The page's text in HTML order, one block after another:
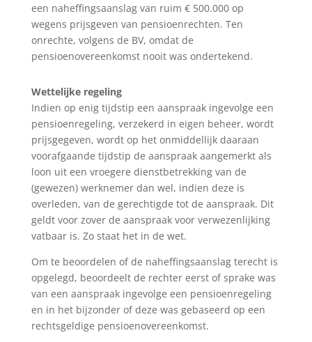
een naheffingsaanslag van ruim € 500.000 op
wegens prijsgeven van pensioenrechten. Ten
onrechte, volgens de BV, omdat de
pensioenovereenkomst nooit was ondertekend.
Wettelijke regeling
Indien op enig tijdstip een aanspraak ingevolge een
pensioenregeling, verzekerd in eigen beheer, wordt
prijsgegeven, wordt op het onmiddellijk daaraan
voorafgaande tijdstip de aanspraak aangemerkt als
loon uit een vroegere dienstbetrekking van de
(gewezen) werknemer dan wel, indien deze is
overleden, van de gerechtigde tot de aanspraak. Dit
geldt voor zover de aanspraak voor verwezenlijking
vatbaar is. Zo staat het in de wet.
Om te beoordelen of de naheffingsaanslag terecht is
opgelegd, beoordeelt de rechter eerst of sprake was
van een aanspraak ingevolge een pensioenregeling
en in het bijzonder of deze was gebaseerd op een
rechtsgeldige pensioenovereenkomst.